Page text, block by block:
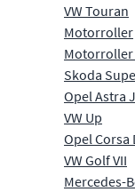
VW Touran
Motorroller
Motorroller
Skoda
Opel Astra
VW Up
Opel Corsa
VW Golf VII
Mercedes-